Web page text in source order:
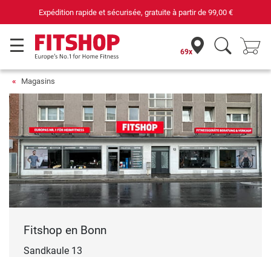
Votre expert du fitness à domicile depuis 42
69x
Magasins
Fitshop en Bonn
Sandkaule 13